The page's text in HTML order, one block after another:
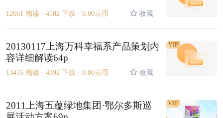
12661 阅读 · 4502 下载 · 0.00云币 收藏
20130117上海万科幸福系产品策划内
容详细解读64p
13455 阅读 · 4392 下载 · 0.00云币 收藏
VIP
2011上海五蕴绿地集团·鄂尔多斯巡
VIP